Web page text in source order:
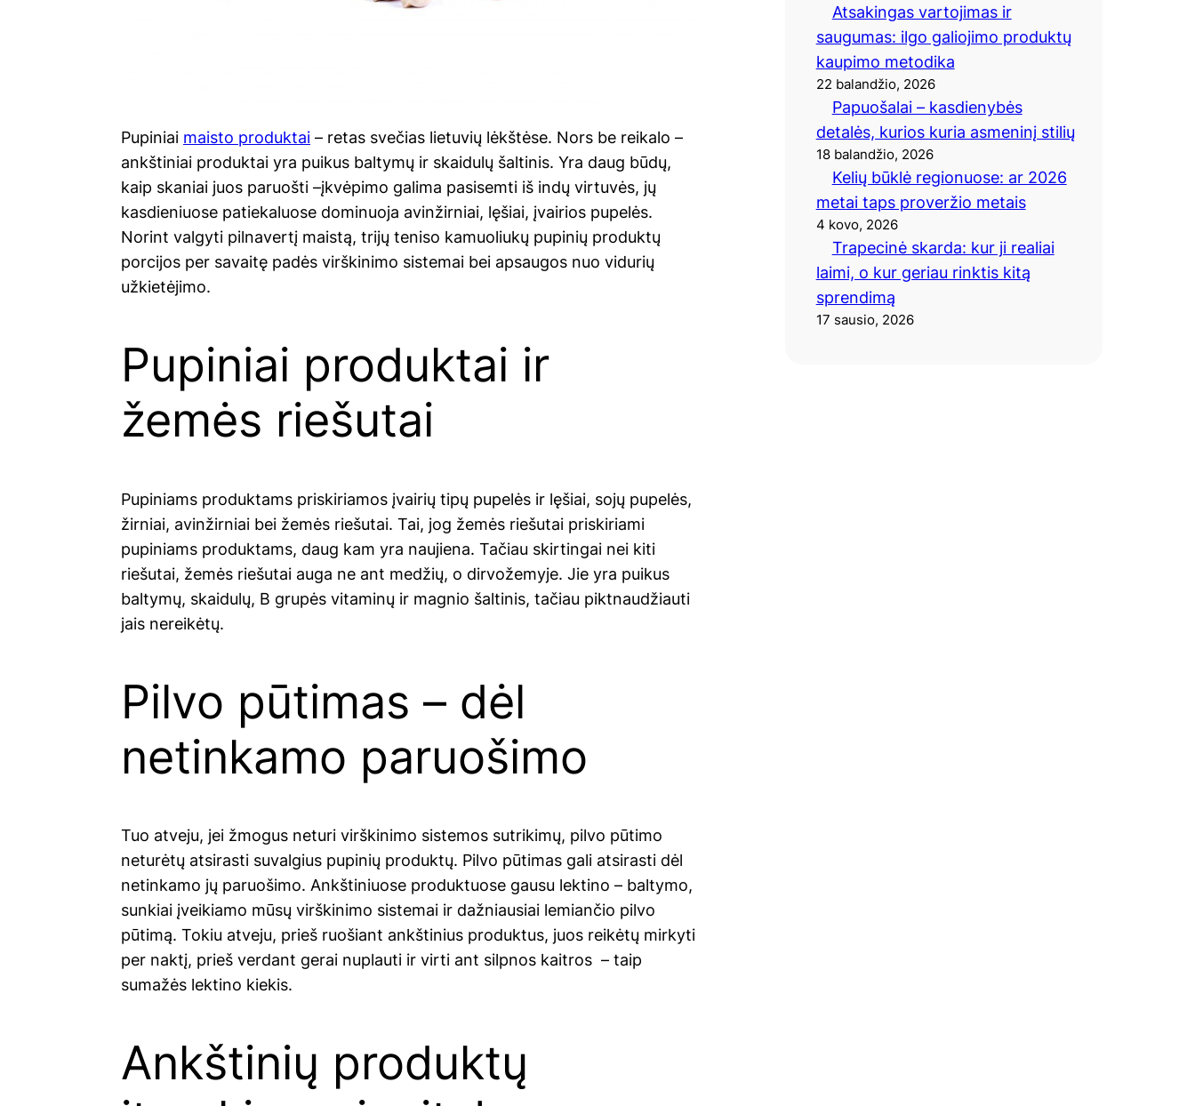
Pupiniai maisto produktai – retas svečias lietuvių lėkštėse. Nors be reikalo –
ankštiniai produktai yra puikus baltymų ir skaidulų šaltinis. Yra daug būdų,
kaip skaniai juos paruošti –įkvėpimo galima pasisemti iš indų virtuvės, jų
kasdieniuose patiekaluose dominuoja avinžirniai, lęšiai, įvairios pupelės.
Norint valgyti pilnavertį maistą, trijų teniso kamuoliukų pupinių produktų
porcijos per savaitę padės virškinimo sistemai bei apsaugos nuo vidurių
užkietėjimo.
Pupiniai produktai ir
žemės riešutai
Pupiniams produktams priskiriamos įvairių tipų pupelės ir lęšiai, sojų pupelės,
žirniai, avinžirniai bei žemės riešutai. Tai, jog žemės riešutai priskiriami
pupiniams produktams, daug kam yra naujiena. Tačiau skirtingai nei kiti
riešutai, žemės riešutai auga ne ant medžių, o dirvožemyje. Jie yra puikus
baltymų, skaidulų, B grupės vitaminų ir magnio šaltinis, tačiau piktnaudžiauti
jais nereikėtų.
Pilvo pūtimas – dėl
netinkamo paruošimo
Tuo atveju, jei žmogus neturi virškinimo sistemos sutrikimų, pilvo pūtimo
neturėtų atsirasti suvalgius pupinių produktų. Pilvo pūtimas gali atsirasti dėl
netinkamo jų paruošimo. Ankštiniuose produktuose gausu lektino – baltymo,
sunkiai įveikiamo mūsų virškinimo sistemai ir dažniausiai lemiančio pilvo
pūtimą. Tokiu atveju, prieš ruošiant ankštinius produktus, juos reikėtų mirkyti
per naktį, prieš verdant gerai nuplauti ir virti ant silpnos kaitros – taip
sumažės lektino kiekis.
Ankštinių produktų
Atsakingas vartojimas ir
saugumas: ilgo galiojimo produktų
kaupimo metodika
22 balandžio, 2026
Papuošalai – kasdienybės
detalės, kurios kuria asmeninį stilių
18 balandžio, 2026
Kelių būklė regionuose: ar 2026
metai taps proveržio metais
4 kovo, 2026
Trapecinė skarda: kur ji realiai
laimi, o kur geriau rinktis kitą
sprendimą
17 sausio, 2026